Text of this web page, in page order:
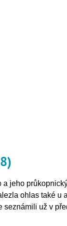
jeho
ohlas také u
seznámili už v